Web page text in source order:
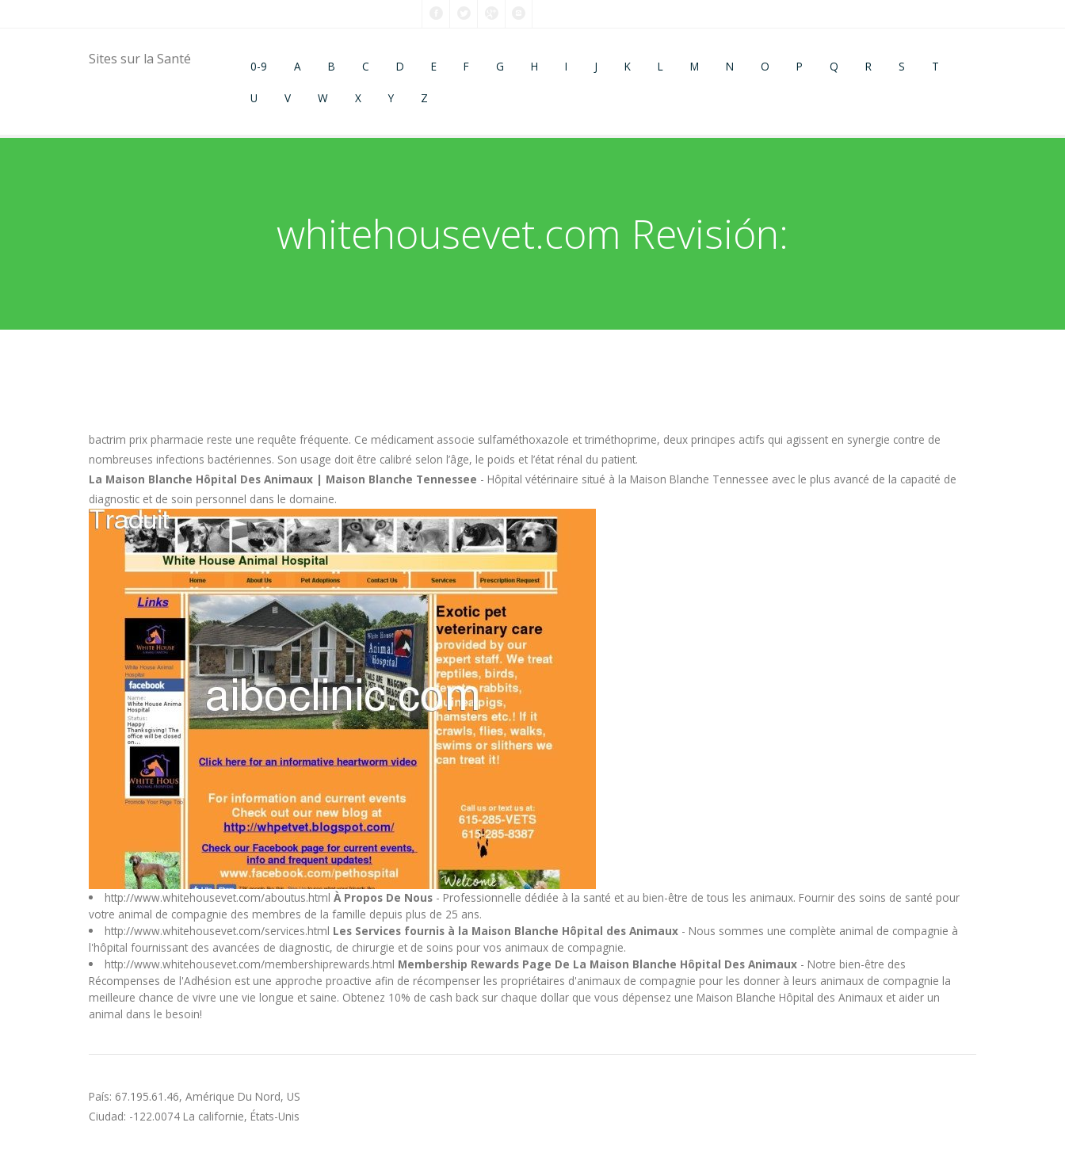
Sites sur la Santé 0-9 A B C D E F G H I J K L M N O P Q R S T
U V W X Y Z
whitehousevet.com Revisión:
bactrim prix pharmacie reste une requête fréquente. Ce médicament associe sulfaméthoxazole et triméthoprime, deux principes actifs qui agissent en synergie contre de
nombreuses infections bactériennes. Son usage doit être calibré selon l’âge, le poids et l’état rénal du patient.
La Maison Blanche Hôpital Des Animaux | Maison Blanche Tennessee - Hôpital vétérinaire situé à la Maison Blanche Tennessee avec le plus avancé de la capacité de
diagnostic et de soin personnel dans le domaine.
http://www.whitehousevet.com/aboutus.html À Propos De Nous- Professionnelle dédiée à la santé et au bien-être de tous les animaux. Fournir des soins de santé pour
votre animal de compagnie des membres de la famille depuis plus de 25 ans.
http://www.whitehousevet.com/services.html Les Services fournis à la Maison Blanche Hôpital des Animaux- Nous sommes une complète animal de compagnie à
l'hôpital fournissant des avancées de diagnostic, de chirurgie et de soins pour vos animaux de compagnie.
http://www.whitehousevet.com/membershiprewards.html Membership Rewards Page De La Maison Blanche Hôpital Des Animaux- Notre bien-être des
Récompenses de l'Adhésion est une approche proactive afin de récompenser les propriétaires d'animaux de compagnie pour les donner à leurs animaux de compagnie la
meilleure chance de vivre une vie longue et saine. Obtenez 10% de cash back sur chaque dollar que vous dépensez une Maison Blanche Hôpital des Animaux et aider un
animal dans le besoin!
País: 67.195.61.46, Amérique Du Nord, US
Ciudad: -122.0074 La californie, États-Unis